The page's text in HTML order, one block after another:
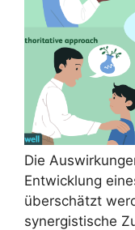
Die
Entwicklung
überschätzt
synergistische